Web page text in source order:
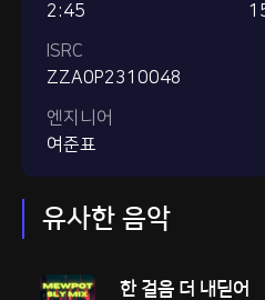
2:45
ISRC
ZZA0P2310048
엔지니어
여준표
유사한 음악
한 걸음 더 내딛어